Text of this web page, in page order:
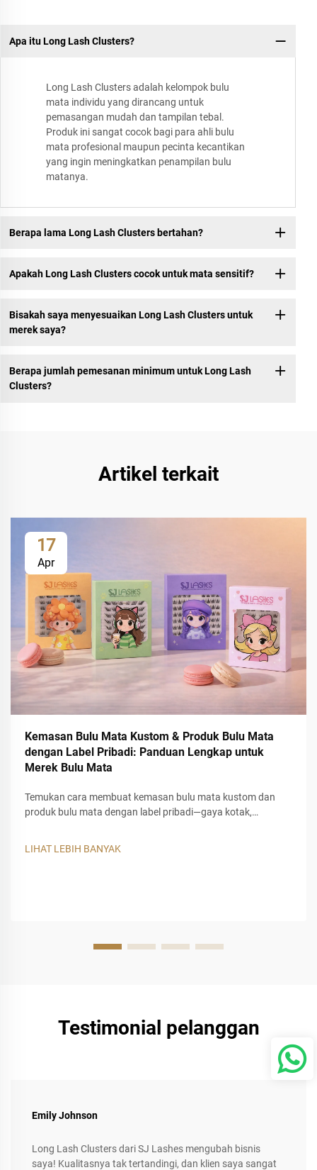
Apa itu Long Lash Clusters?
Long Lash Clusters adalah kelompok bulu
mata individu yang dirancang untuk
pemasangan mudah dan tampilan tebal.
Produk ini sangat cocok bagi para ahli bulu
mata profesional maupun pecinta kecantikan
yang ingin meningkatkan penampilan bulu
matanya.
Berapa lama Long Lash Clusters bertahan?
Apakah Long Lash Clusters cocok untuk mata sensitif?
Bisakah saya menyesuaikan Long Lash Clusters untuk
merek saya?
Berapa jumlah pemesanan minimum untuk Long Lash
Clusters?
Artikel terkait
17
Apr
Kemasan Bulu Mata Kustom & Produk Bulu Mata
dengan Label Pribadi: Panduan Lengkap untuk
Merek Bulu Mata
Temukan cara membuat kemasan bulu mata kustom dan
produk bulu mata dengan label pribadi—gaya kotak,
LIHAT LEBIH BANYAK
Testimonial pelanggan
Emily Johnson
Long Lash Clusters dari SJ Lashes mengubah bisnis
saya! Kualitasnya tak tertandingi, dan klien saya sangat